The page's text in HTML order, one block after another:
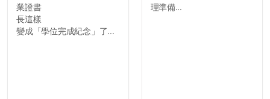
業證書
長這樣
變成「學位完成紀念」了...
理準備...